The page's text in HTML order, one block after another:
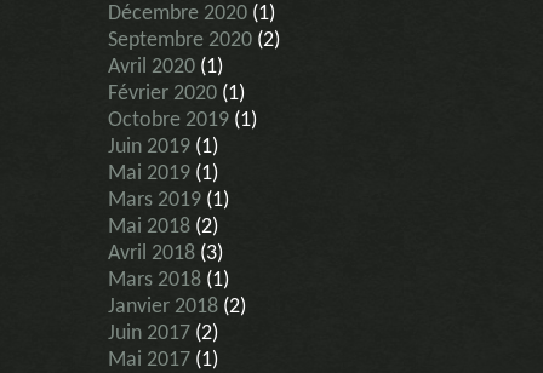
Décembre 2020 (1)
Septembre 2020 (2)
Avril 2020 (1)
Février 2020 (1)
Octobre 2019 (1)
Juin 2019 (1)
Mai 2019 (1)
Mars 2019 (1)
Mai 2018 (2)
Avril 2018 (3)
Mars 2018 (1)
Janvier 2018 (2)
Juin 2017 (2)
Mai 2017 (1)